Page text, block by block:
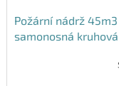
Požární nádrž 45m3
samonosná